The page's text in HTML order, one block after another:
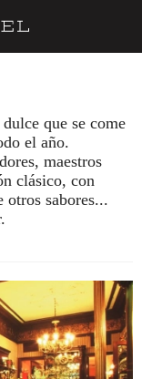
que se come
el año.
maestros
clásico, con
otros sabores...